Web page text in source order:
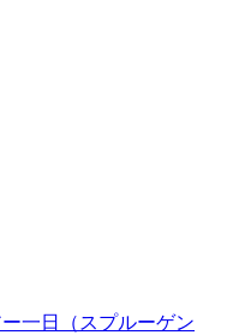
一日（スプルーゲン